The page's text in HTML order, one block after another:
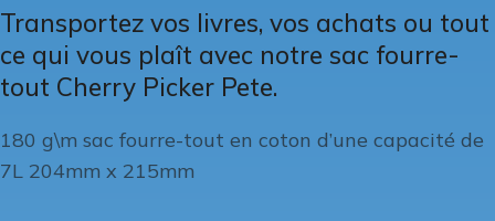
Transportez vos livres, vos achats ou tout
ce qui vous plaît avec notre sac fourre-
tout Cherry Picker Pete.
180 g\m sac fourre-tout en coton d’une capacité de
7L 204mm x 215mm